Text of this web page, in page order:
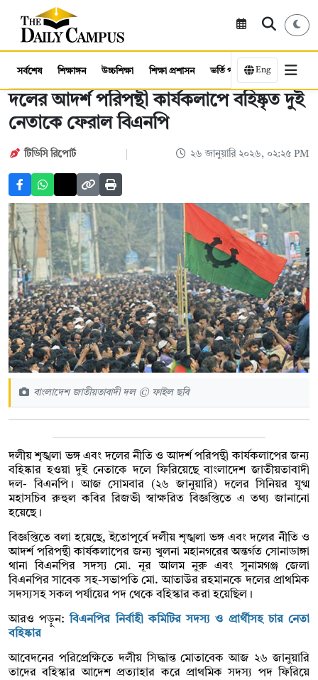
সর্বশেষ শিক্ষাঙ্গন উচ্চশিক্ষা শিক্ষা প্রশাসন ভর্তি পরীক্ষা কর্মসংস্থান
Eng
দলের আদর্শ পরিপন্থী কার্যকলাপে বহিষ্কৃত দুই
নেতাকে ফেরাল বিএনপি
টিডিসি রিপোর্ট ২৬ জানুয়ারি ২০২৬, ০২:২৫ PM
বাংলাদেশ জাতীয়তাবাদী দল © ফাইল ছবি
দলীয় শৃঙ্খলা ভঙ্গ এবং দলের নীতি ও আদর্শ পরিপন্থী কার্যকলাপের জন্য
বহিষ্কার হওয়া দুই নেতাকে দলে ফিরিয়েছে বাংলাদেশ জাতীয়তাবাদী
দল- বিএনপি। আজ সোমবার (২৬ জানুয়ারি) দলের সিনিয়র যুগ্ম
মহাসচিব রুহুল কবির রিজভী স্বাক্ষরিত বিজ্ঞপ্তিতে এ তথ্য জানানো
হয়েছে।
বিজ্ঞপ্তিতে বলা হয়েছে, ইতোপূর্বে দলীয় শৃঙ্খলা ভঙ্গ এবং দলের নীতি ও
আদর্শ পরিপন্থী কার্যকলাপের জন্য খুলনা মহানগরের অন্তর্গত সোনাডাঙ্গা
থানা বিএনপির সদস্য মো. নূর আলম নুরু এবং সুনামগঞ্জ জেলা
বিএনপির সাবেক সহ-সভাপতি মো. আতাউর রহমানকে দলের প্রাথমিক
সদস্যসহ সকল পর্যায়ের পদ থেকে বহিস্কার করা হয়েছিল।
আরও পড়ুন:বিএনপির নির্বাহী কমিটির সদস্য ও প্রার্থীসহ চার নেতা
বহিষ্কার
আবেদনের পরিপ্রেক্ষিতে দলীয় সিদ্ধান্ত মোতাবেক আজ ২৬ জানুয়ারি
তাদের বহিস্কার আদেশ প্রত্যাহার করে প্রাথমিক সদস্য পদ ফিরিয়ে